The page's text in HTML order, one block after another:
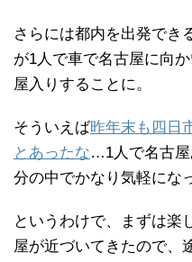
さらには都内を出発でき
が1人で車で名古屋に向
屋入りすることに。
そういえば昨年末も四日
とあったな…1人で名古屋
分の中でかなり気軽にな
というわけで、まずは楽
屋が近づいてきたので、